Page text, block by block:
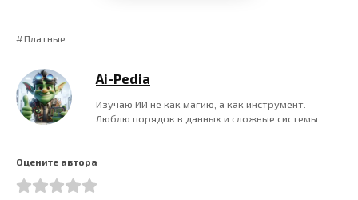
Платные
Ai-Pedia
Изучаю ИИ не как магию, а как инструмент.
Люблю порядок в данных и сложные системы.
Оцените автора